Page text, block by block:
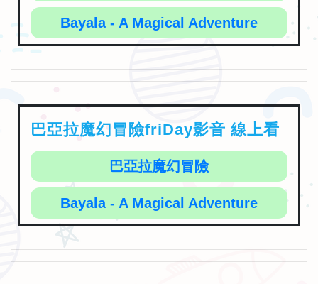
Bayala - A Magical Adventure
巴亞拉魔幻冒險friDay影音 線上看
巴亞拉魔幻冒險
Bayala - A Magical Adventure